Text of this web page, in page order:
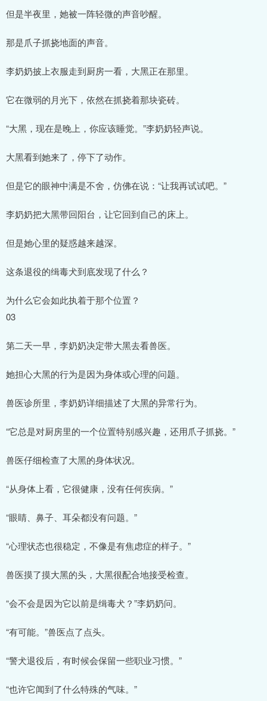
但是半夜里，她被一阵轻微的声音吵醒。
那是爪子抓挠地面的声音。
李奶奶披上衣服走到厨房一看，大黑正在那里。
它在微弱的月光下，依然在抓挠着那块瓷砖。
“大黑，现在是晚上，你应该睡觉。”李奶奶轻声说。
大黑看到她来了，停下了动作。
但是它的眼神中满是不舍，仿佛在说：“让我再试试吧。”
李奶奶把大黑带回阳台，让它回到自己的床上。
但是她心里的疑惑越来越深。
这条退役的缉毒犬到底发现了什么？
为什么它会如此执着于那个位置？
03
第二天一早，李奶奶决定带大黑去看兽医。
她担心大黑的行为是因为身体或心理的问题。
兽医诊所里，李奶奶详细描述了大黑的异常行为。
“它总是对厨房里的一个位置特别感兴趣，还用爪子抓挠。”
兽医仔细检查了大黑的身体状况。
“从身体上看，它很健康，没有任何疾病。”
“眼睛、鼻子、耳朵都没有问题。”
“心理状态也很稳定，不像是有焦虑症的样子。”
兽医摸了摸大黑的头，大黑很配合地接受检查。
“会不会是因为它以前是缉毒犬？”李奶奶问。
“有可能。”兽医点了点头。
“警犬退役后，有时候会保留一些职业习惯。”
“也许它闻到了什么特殊的气味。”